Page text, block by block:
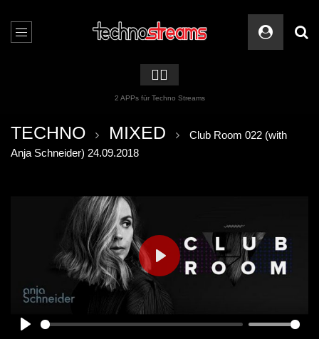
🏳️‍🌈
2 APPs für Techno Streams
TECHNO MIXED
Club Room 022 (with
Anja Schneider) 24.09.2018
PLAY